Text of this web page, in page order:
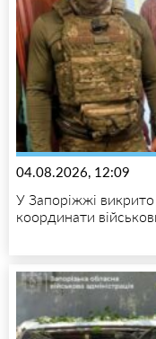
04.08.2026, 12:09
У Запоріжжі викрито
координати